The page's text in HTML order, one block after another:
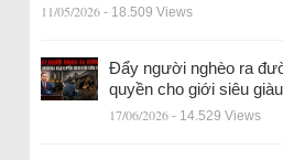
11/05/2026 - 18.509 Views
Đẩy người nghèo ra
quyền cho giới siêu giàu
17/06/2026 - 14.529 Views